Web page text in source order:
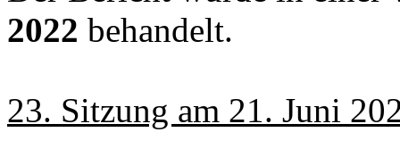
2022 behandelt.
23. Sitzung am 21. Juni